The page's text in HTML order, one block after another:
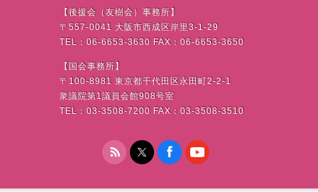
【後援会（友樹会）事務所】
〒 557-0041 大阪市西成区岸里3-1-29
TEL ： 06-6653-3630 FAX ： 06-6653-3650
【国会事務所】
〒 100-8981 東京都千代田区永田町2-2-1
衆議院第1議員会館908号室
TEL ： 03-3508-7200 FAX ： 03-3508-3510